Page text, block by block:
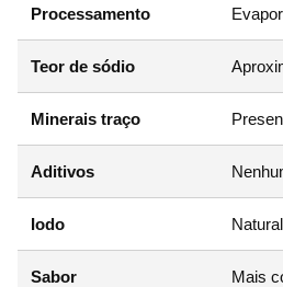
Processamento
Teor de sódio
Minerais traço
Aditivos
Iodo
Sabor Mais